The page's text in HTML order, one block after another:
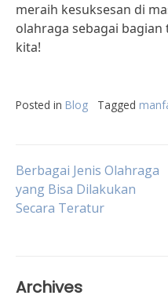
meraih kesuksesan di
olahraga sebagai
kita!
Posted in Blog Tagged
Post
navigation
Berbagai Jenis Olahraga
yang Bisa Dilakukan
Secara Teratur
Archives